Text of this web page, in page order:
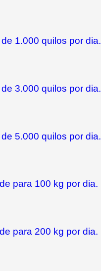
1.000 quilos por dia.
3.000 quilos por dia.
5.000 quilos por dia.
para 100 kg por dia.
para 200 kg por dia.